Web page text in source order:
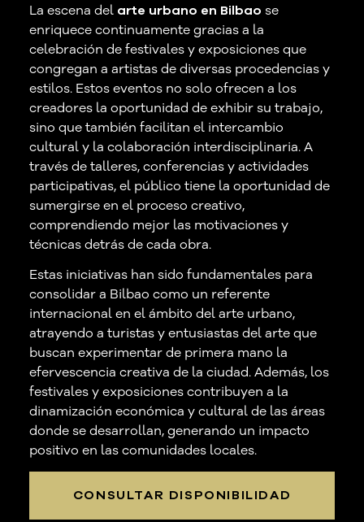
La escena del arte urbano en Bilbao se
enriquece continuamente gracias a la
celebración de festivales y exposiciones que
congregan a artistas de diversas procedencias y
estilos. Estos eventos no solo ofrecen a los
creadores la oportunidad de exhibir su trabajo,
sino que también facilitan el intercambio
cultural y la colaboración interdisciplinaria. A
través de talleres, conferencias y actividades
participativas, el público tiene la oportunidad de
sumergirse en el proceso creativo,
comprendiendo mejor las motivaciones y
técnicas detrás de cada obra.
Estas iniciativas han sido fundamentales para
consolidar a Bilbao como un referente
internacional en el ámbito del arte urbano,
atrayendo a turistas y entusiastas del arte que
buscan experimentar de primera mano la
efervescencia creativa de la ciudad. Además, los
festivales y exposiciones contribuyen a la
dinamización económica y cultural de las áreas
donde se desarrollan, generando un impacto
positivo en las comunidades locales.
CONSULTAR DISPONIBILIDAD